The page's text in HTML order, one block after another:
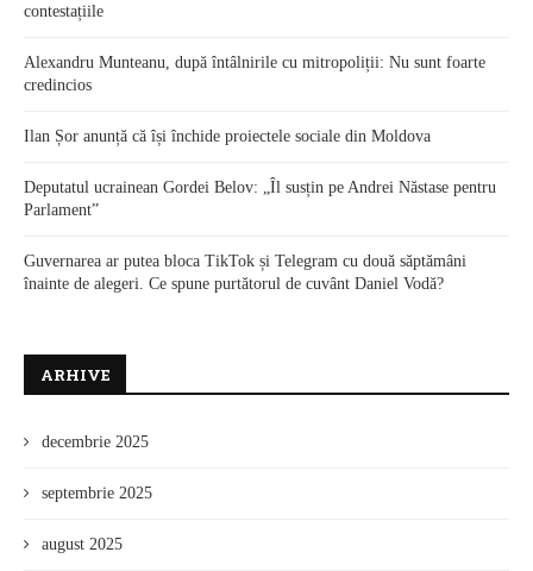
contestațiile
Alexandru Munteanu, după întâlnirile cu mitropoliții: Nu sunt foarte
credincios
Ilan Șor anunță că își închide proiectele sociale din Moldova
Deputatul ucrainean Gordei Belov: „Îl susțin pe Andrei Năstase pentru
Parlament”
Guvernarea ar putea bloca TikTok și Telegram cu două săptămâni
înainte de alegeri. Ce spune purtătorul de cuvânt Daniel Vodă?
ARHIVE
decembrie 2025
septembrie 2025
august 2025